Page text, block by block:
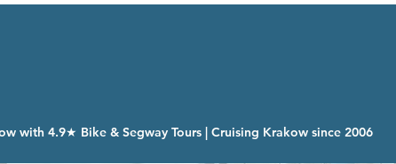
with 4.9★ Bike & Segway Tours | Cruising Krakow since 2006